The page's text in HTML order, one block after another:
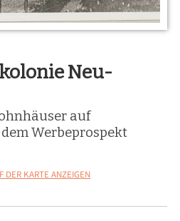
Neu-
auf
Werbeprospekt
DER KARTE ANZEIGEN